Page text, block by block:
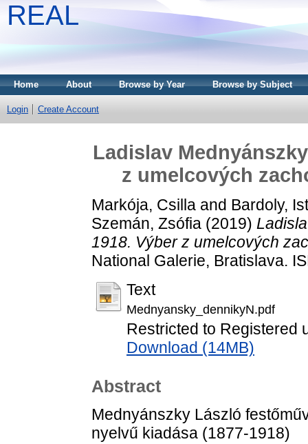
REAL
Home About Browse by Year Browse by Subject
Login Create Account
Ladislav
z umelcových
Markója, Csilla and Bardoly,
Szemán, Zsófia (2019)
1918. Výber z umelcových
National Galerie, Bratislava.
Text
Mednyansky_dennikyN.pdf
Restricted to Registered
Download (14MB)
Abstract
Mednyánszky László
nyelvű kiadása (1877-1918)